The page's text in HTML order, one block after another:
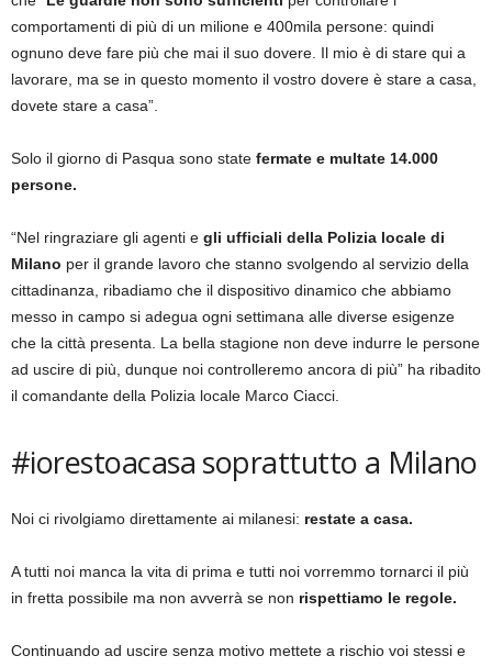
comportamenti di più di un milione e 400mila persone: quindi
ognuno deve fare più che mai il suo dovere. Il mio è di stare qui a
lavorare, ma se in questo momento il vostro dovere è stare a casa,
dovete stare a casa”.
Solo il giorno di Pasqua sono state fermate e multate 14.000
persone.
“Nel ringraziare gli agenti e gli ufficiali della Polizia locale di
Milano per il grande lavoro che stanno svolgendo al servizio della
cittadinanza, ribadiamo che il dispositivo dinamico che abbiamo
messo in campo si adegua ogni settimana alle diverse esigenze
che la città presenta. La bella stagione non deve indurre le persone
ad uscire di più, dunque noi controlleremo ancora di più” ha ribadito
il comandante della Polizia locale Marco Ciacci.
#iorestoacasa soprattutto a Milano
Noi ci rivolgiamo direttamente ai milanesi: restate a casa.
A tutti noi manca la vita di prima e tutti noi vorremmo tornarci il più
in fretta possibile ma non avverrà se non rispettiamo le regole.
Continuando ad uscire senza motivo mettete a rischio voi stessi e